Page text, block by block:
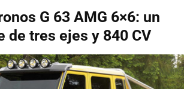
G 63 AMG 6×6: un
de tres ejes y 840 CV